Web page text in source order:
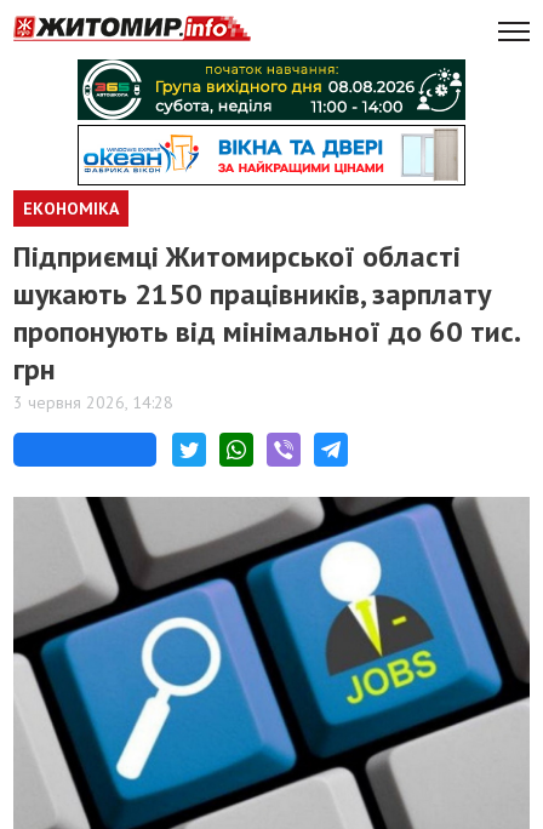
ЕКОНОМІКА
Підприємці Житомирської області
шукають 2150 працівників, зарплату
пропонують від мінімальної до 60 тис.
грн
3 червня 2026, 14:28